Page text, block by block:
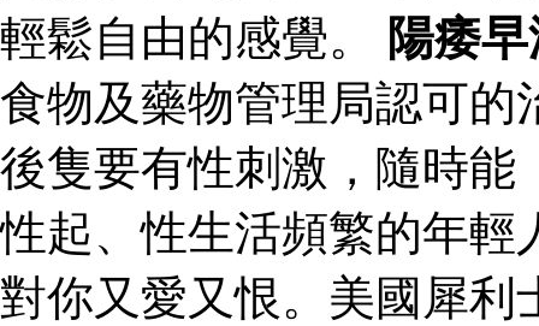
輕鬆自由的感覺。
陽痿
食物及藥物管理局認可的
後隻要有性刺激，隨時能
性起、性生活頻繁的年輕
對你又愛又恨。美國犀利